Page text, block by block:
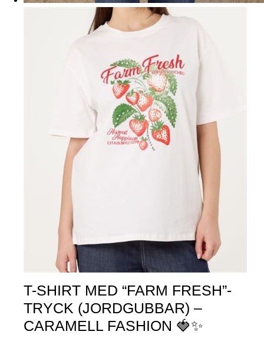
T-SHIRT MED “FARM FRESH”-
TRYCK (JORDGUBBAR) –
CARAMELL FASHION 🍓✨